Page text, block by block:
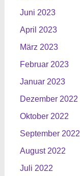
Juni 2023
April 2023
März 2023
Februar 2023
Januar 2023
Dezember 2022
Oktober 2022
September 2022
August 2022
Juli 2022